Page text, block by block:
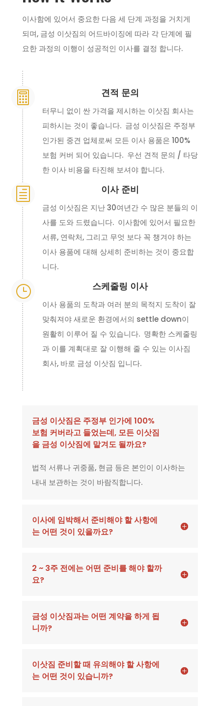
이사함에 있어서 중요한 다음 세 단계 과정을 거치게
되며, 금성 이삿짐의 어드바이징에 따라 각 단계에 필
요한 과정의 이행이 성공적인 이사를 결정 합니다.
 견적 문의
터무니 없이 싼 가격을 제시하는 이삿짐 회사는
피하시는 것이 좋습니다. 금성 이삿짐은 주정부
인가된 중견 업체로써 모든 이사 용품은 100%
보험 커버 되어 있습니다. 우선 견적 문의 / 타당
한 이사 비용을 타진해 보셔야 합니다.
h 이사 준비
금성 이삿짐은 지난 30여년간 수 많은 분들의 이
사를 도와 드렸습니다. 이사함에 있어서 필요한
서류, 연락처, 그리고 무엇 보다 꼭 챙겨야 하는
이사 용품에 대해 상세히 준비하는 것이 중요합
니다.
} 스케줄링 이사
이사 용품의 도착과 여러 분의 목적지 도착이 잘
맞춰져야 새로운 환경에서의 settle down이
원활히 이루어 질 수 있습니다. 명확한 스케줄링
과 이를 계획대로 잘 이행해 줄 수 있는 이사짐
회사, 바로 금성 이삿짐 입니다.
금성 이삿짐은 주정부 인가에 100%
보험 커버라고 들었는데, 모든 이삿짐
을 금성 이삿짐에 맡겨도 될까요?
법적 서류나 귀중품, 현금 등은 본인이 이사하는
내내 보관하는 것이 바람직합니다.
이사에 임박해서 준비해야 할 사항에
는 어떤 것이 있을까요?
2 ~ 3주 전에는 어떤 준비를 해야 할까
요?
금성 이삿짐과는 어떤 계약을 하게 됩
니까?
이삿짐 준비할 때 유의해야 할 사항에
는 어떤 것이 있습니까?